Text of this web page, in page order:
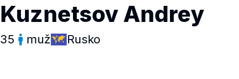
Kuznetsov Andrey
35 muž Rusko